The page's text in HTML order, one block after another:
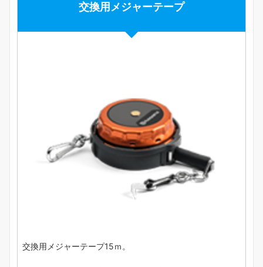
交換用メジャーテープ
交換用メジャーテープ15ｍ。